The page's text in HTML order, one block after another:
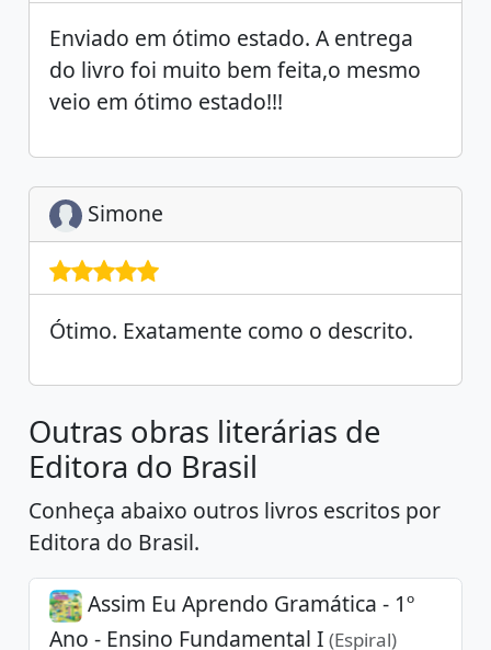
Enviado em ótimo estado. A entrega
do livro foi muito bem feita,o mesmo
veio em ótimo estado!!!
Simone
Ótimo. Exatamente como o descrito.
Outras obras literárias de
Editora do Brasil
Conheça abaixo outros livros escritos por
Editora do Brasil.
Assim Eu Aprendo Gramática - 1º
Ano - Ensino Fundamental I (Espiral)